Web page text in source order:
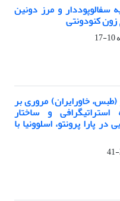
سفالوپوددار و مرز دونین
کنودونتی
10-17
خاورایران) مروری بر
و ساختار
پارا پرونتو، اسلوونیا با